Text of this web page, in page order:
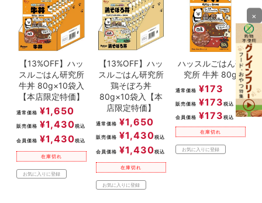
【13%OFF】ハッ
スルごはん研究所
牛丼 80g×10袋入
【本店限定特価】
通常価格 ¥1,650
販売価格 ¥1,430税込
会員価格 ¥1,430税込
在庫切れ
お気に入りに登録
【13%OFF】ハッ
スルごはん研究所
鶏そぼろ丼
80g×10袋入【本
店限定特価】
通常価格 ¥1,650
販売価格 ¥1,430税込
会員価格 ¥1,430税込
在庫切れ
お気に入りに登録
ハッスルごはん研
究所 牛丼 80g
通常価格 ¥173
販売価格 ¥173 税込
会員価格 ¥173 税込
在庫切れ
お気に入りに登録
×